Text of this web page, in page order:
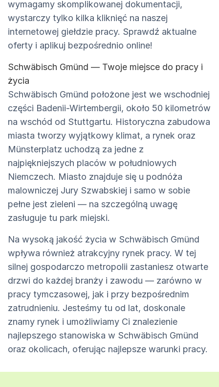
wymagamy skomplikowanej dokumentacji,
wystarczy tylko kilka kliknięć na naszej
internetowej giełdzie pracy. Sprawdź aktualne
oferty i aplikuj bezpośrednio online!
Schwäbisch Gmünd — Twoje miejsce do pracy i
życia
Schwäbisch Gmünd położone jest we wschodniej
części Badenii-Wirtembergii, około 50 kilometrów
na wschód od Stuttgartu. Historyczna zabudowa
miasta tworzy wyjątkowy klimat, a rynek oraz
Münsterplatz uchodzą za jedne z
najpiękniejszych placów w południowych
Niemczech. Miasto znajduje się u podnóża
malowniczej Jury Szwabskiej i samo w sobie
pełne jest zieleni — na szczególną uwagę
zasługuje tu park miejski.
Na wysoką jakość życia w Schwäbisch Gmünd
wpływa również atrakcyjny rynek pracy. W tej
silnej gospodarczo metropolii zastaniesz otwarte
drzwi do każdej branży i zawodu — zarówno w
pracy tymczasowej, jak i przy bezpośrednim
zatrudnieniu. Jesteśmy tu od lat, doskonale
znamy rynek i umożliwiamy Ci znalezienie
najlepszego stanowiska w Schwäbisch Gmünd
oraz okolicach, oferując najlepsze warunki pracy.